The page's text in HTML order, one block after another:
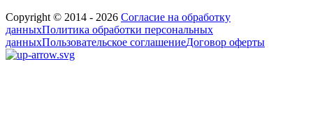
Copyright © 2014 - 2026 Согласие на обработку
данныхПолитика обработки персональных
данныхПользовательское соглашениеДоговор оферты